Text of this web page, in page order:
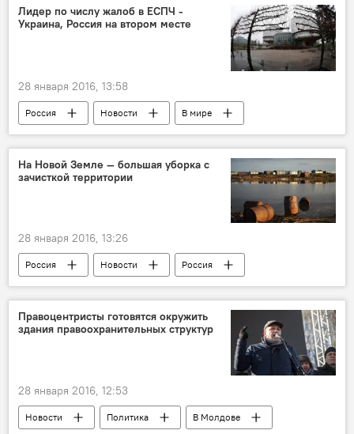
Андрей Нэстасе
оппозиция
гражданский форум
протест
Лидер по числу жалоб в ЕСПЧ -
Украина, Россия на втором месте
28 января 2016, 13:58
Россия Новости
В мире
Общество
Франция
ЕСПЧ
жалобы
страны
На Новой Земле — большая уборка с
зачисткой территории
28 января 2016, 13:26
Россия Новости
Россия
уборка
полигон
зачистка
Министерство обороны
Правоцентристы готовятся окружить
здания правоохранительных структур
28 января 2016, 12:53
Новости Политика
В Молдове